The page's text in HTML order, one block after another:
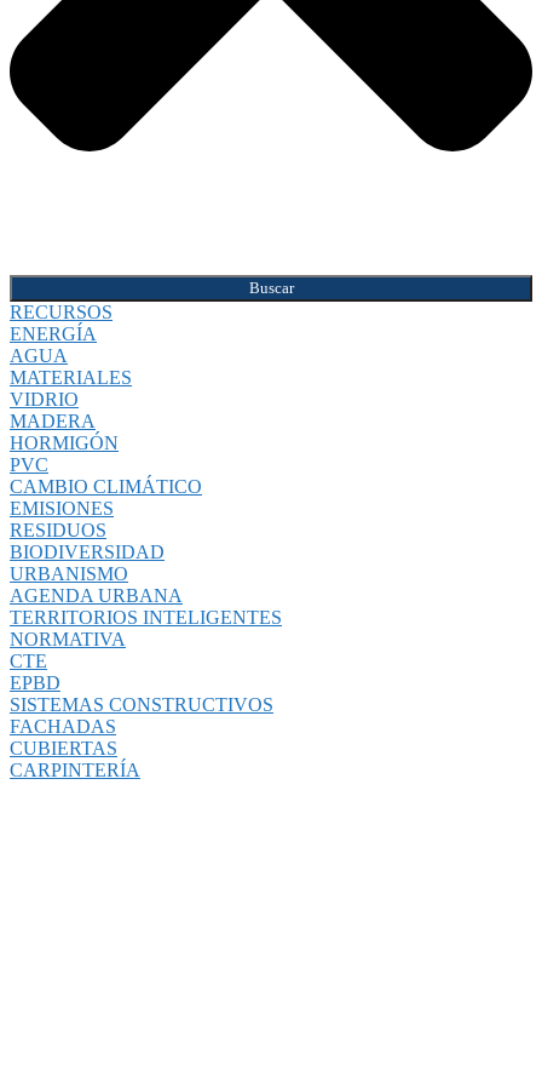
Buscar
RECURSOS
ENERGÍA
AGUA
MATERIALES
VIDRIO
MADERA
HORMIGÓN
PVC
CAMBIO CLIMÁTICO
EMISIONES
RESIDUOS
BIODIVERSIDAD
URBANISMO
AGENDA URBANA
TERRITORIOS INTELIGENTES
NORMATIVA
CTE
EPBD
SISTEMAS CONSTRUCTIVOS
FACHADAS
CUBIERTAS
CARPINTERÍA